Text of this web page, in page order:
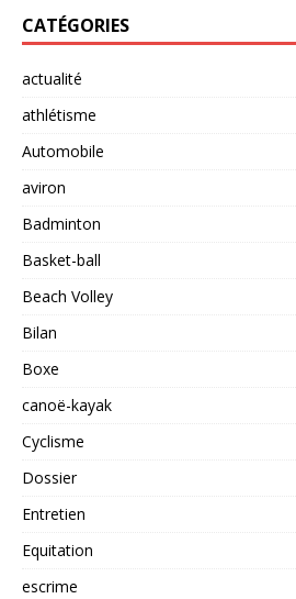
CATÉGORIES
actualité
athlétisme
Automobile
aviron
Badminton
Basket-ball
Beach Volley
Bilan
Boxe
canoë-kayak
Cyclisme
Dossier
Entretien
Equitation
escrime